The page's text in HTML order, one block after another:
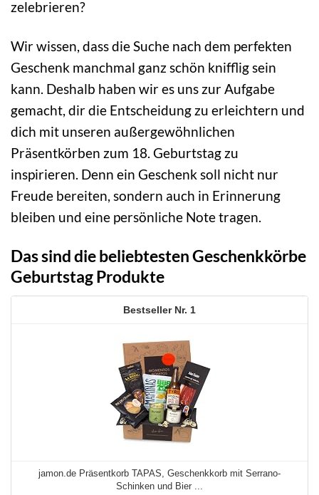
zelebrieren?
Wir wissen, dass die Suche nach dem perfekten
Geschenk manchmal ganz schön knifflig sein
kann. Deshalb haben wir es uns zur Aufgabe
gemacht, dir die Entscheidung zu erleichtern und
dich mit unseren außergewöhnlichen
Präsentkörben zum 18. Geburtstag zu
inspirieren. Denn ein Geschenk soll nicht nur
Freude bereiten, sondern auch in Erinnerung
bleiben und eine persönliche Note tragen.
Das sind die beliebtesten Geschenkkörbe
Geburtstag Produkte
1
jamon.de Präsentkorb TAPAS, Geschenkkorb mit Serrano-
Schinken und Bier ...